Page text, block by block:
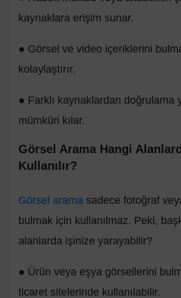
kaynaklara erişim sunar.
● Görsel ve video içeriklerini
kolaylaştırır.
● Farklı kaynaklardan doğrulama
mümkün kılar.
Görsel Arama Hangi
Kullanılır?
Görsel arama sadece fotoğraf
bulmak için kullanılmaz. Peki,
alanlarda işinize yarayabilir?
● Ürün veya eşya görsellerini
ticaret sitelerinde kullanılabilir.